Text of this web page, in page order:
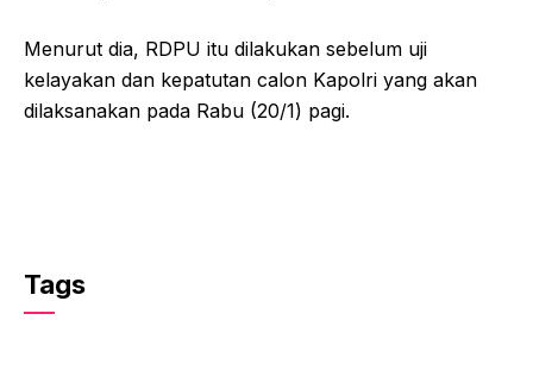
Menurut dia, RDPU itu dilakukan sebelum uji
kelayakan dan kepatutan calon Kapolri yang akan
dilaksanakan pada Rabu (20/1) pagi.
Tags